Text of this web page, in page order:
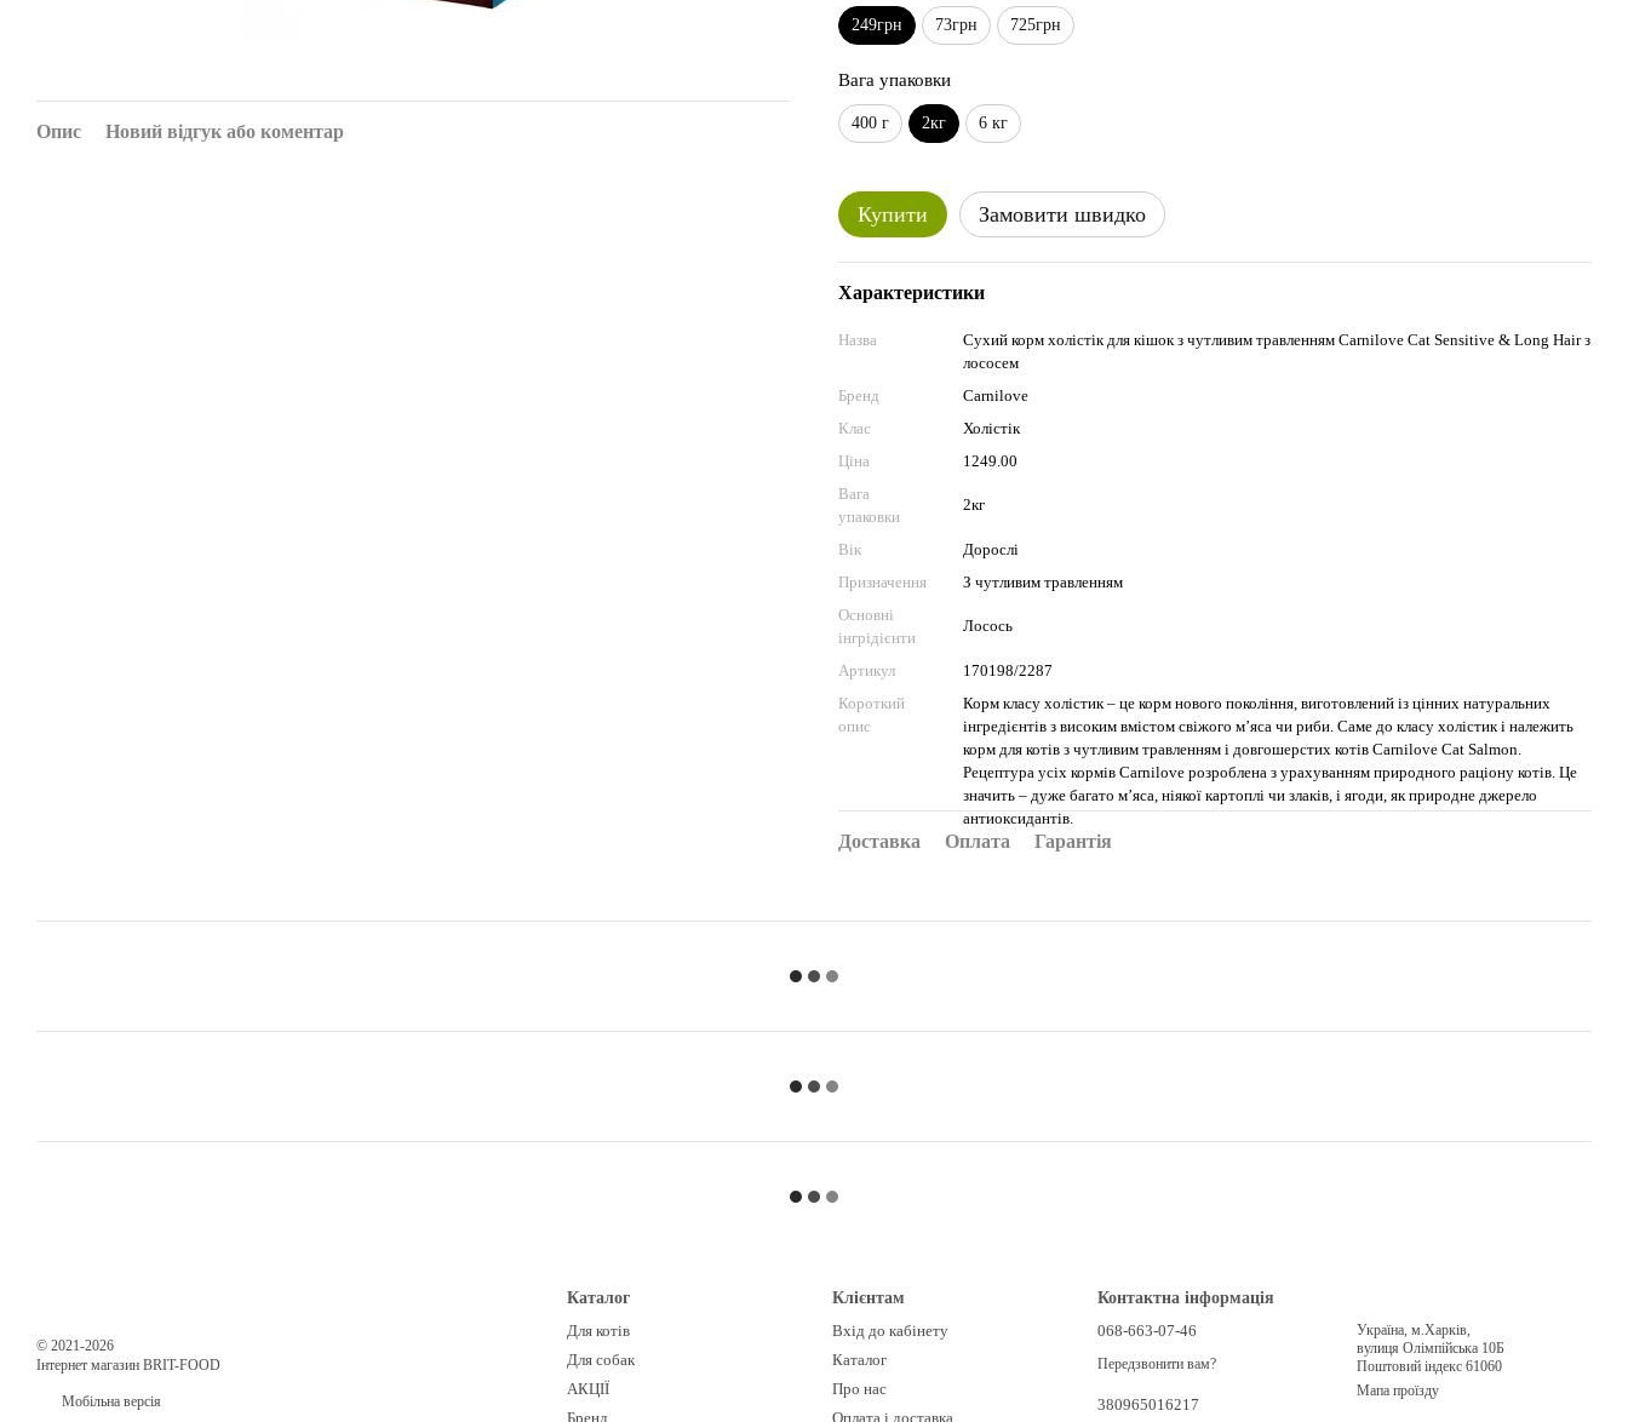
Опис Новий відгук або коментар
249грн 73грн 725грн
Вага упаковки
400 г 2кг 6 кг
Купити Замовити швидко
Характеристики
Назва
Сухий корм холістік для кішок з чутливим травленням Carnilove Cat Sensitive & Long Hair з
лососем
Бренд
Carnilove
Клас
Холістік
Ціна
1249.00
Вага
упаковки
2кг
Вік
Дорослі
Призначення
З чутливим травленням
Основні
інгрідієнти
Лосось
Артикул
170198/2287
Короткий
опис
Корм класу холістик – це корм нового покоління, виготовлений із цінних натуральних
інгредієнтів з високим вмістом свіжого м’яса чи риби. Саме до класу холістик і належить
корм для котів з чутливим травленням і довгошерстих котів Carnilove Cat Salmon.
Рецептура усіх кормів Carnilove розроблена з урахуванням природного раціону котів. Це
значить – дуже багато м’яса, ніякої картоплі чи злаків, і ягоди, як природне джерело
антиоксидантів.
Доставка Оплата Гарантія
© 2021-2026
Інтернет магазин BRIT-FOOD
Мобільна версія
Каталог
Для котів
Для собак
АКЦІЇ
Бренд
Клієнтам
Вхід до кабінету
Каталог
Про нас
Оплата і доставка
Контактна інформація
068-663-07-46
Передзвонити вам?
380965016217
Україна, м.Харків,
вулиця Олімпійська 10Б
Поштовий індекс 61060
Мапа проїзду